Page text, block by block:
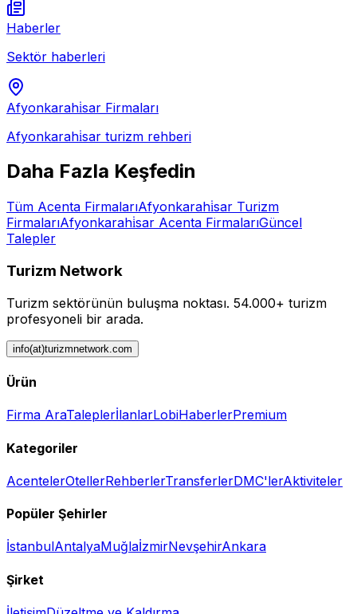
Haberler
Sektör haberleri
Afyonkarahi̇sar Firmaları
Afyonkarahi̇sar turizm rehberi
Daha Fazla Keşfedin
Tüm Acenta FirmalarıAfyonkarahi̇sar Turizm
FirmalarıAfyonkarahi̇sar Acenta FirmalarıGüncel
Talepler
Turizm Network
Turizm sektörünün buluşma noktası. 54.000+ turizm
profesyoneli bir arada.
info(at)turizmnetwork.com
Ürün
Firma AraTaleplerİlanlarLobiHaberlerPremium
Kategoriler
AcentelerOtellerRehberlerTransferlerDMC'lerAktiviteler
Popüler Şehirler
İstanbulAntalyaMuğlaİzmirNevşehirAnkara
Şirket